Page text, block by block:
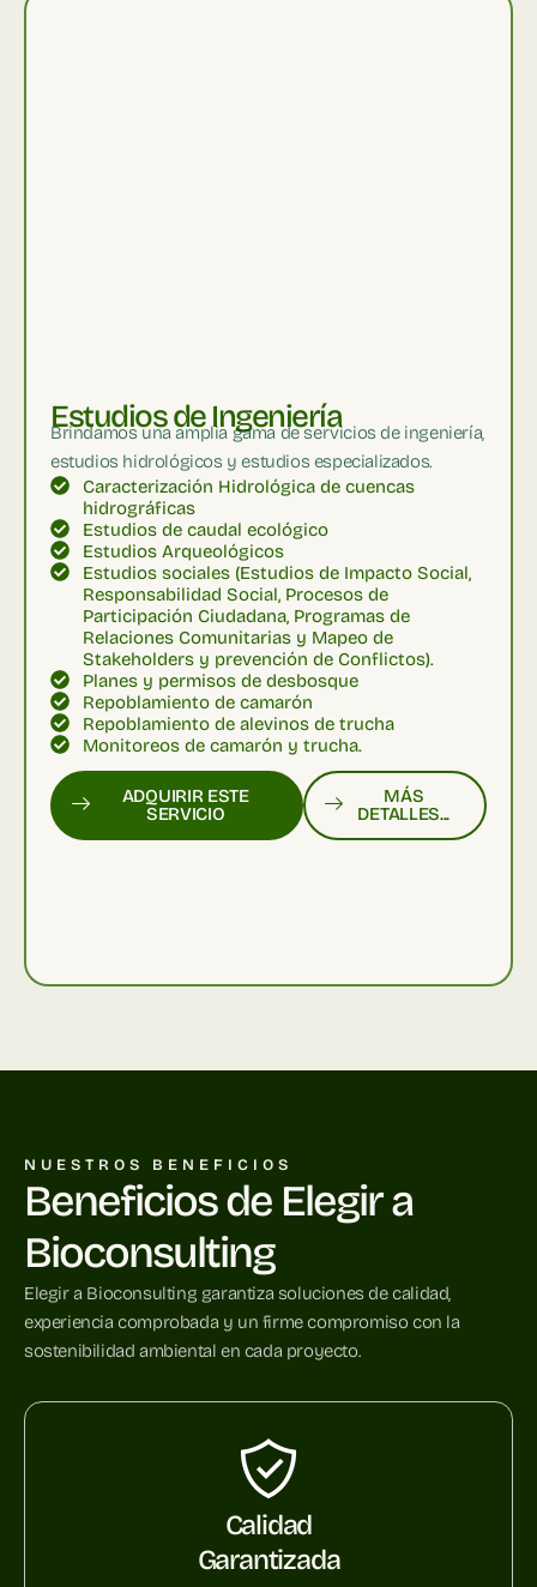
Estudios de Ingeniería
Brindamos una amplia gama de servicios de ingeniería,
estudios hidrológicos y estudios especializados.
Caracterización Hidrológica de cuencas
hidrográficas
Estudios de caudal ecológico
Estudios Arqueológicos
Estudios sociales (Estudios de Impacto Social,
Responsabilidad Social, Procesos de
Participación Ciudadana, Programas de
Relaciones Comunitarias y Mapeo de
Stakeholders y prevención de Conflictos).
Planes y permisos de desbosque
Repoblamiento de camarón
Repoblamiento de alevinos de trucha
Monitoreos de camarón y trucha.
ADQUIRIR ESTE
SERVICIO
MÁS
DETALLES...
NUESTROS BENEFICIOS
Beneficios de Elegir a
Bioconsulting
Elegir a Bioconsulting garantiza soluciones de calidad,
experiencia comprobada y un firme compromiso con la
sostenibilidad ambiental en cada proyecto.
Calidad
Garantizada